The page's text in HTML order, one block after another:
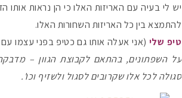
יש לי בעיה עם האריזות האלו כי הן נראות
להתמצא בין כל האריזות השחורות האלו.
טיפ שלי (אני אעלה אותו גם כטיפ בפני עצמו
על השפתונים, בהתאם לקבוצת הגוון –
סגולה לכל אלו שקרובים לסגול ולשזיף וכו'.